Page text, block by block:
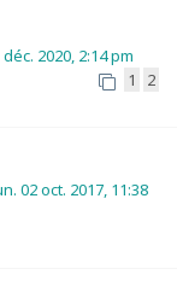
2020, 2:14 pm
1 2
02 oct. 2017, 11:38